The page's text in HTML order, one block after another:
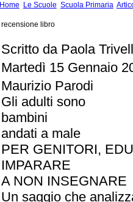
Home Le Scuole Scuola Primaria
recensione libro
Scritto da Paola
Martedì 15 Gennaio
Maurizio Parodi
Gli adulti sono
bambini
andati a male
PER GENITORI,
IMPARARE
A NON INSEGNARE
Un saggio che